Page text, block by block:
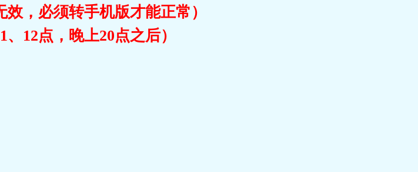
效，必须转手机版才能正常）
、12点，晚上20点之后）